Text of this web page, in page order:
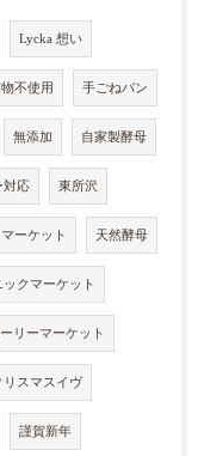
Lycka 想い
不使用 手ごねパン
無添加 自家製酵母
対応 東所沢
ーケット 天然酵母
クマーケット
リーマーケット
リスマスイヴ
謹賀新年